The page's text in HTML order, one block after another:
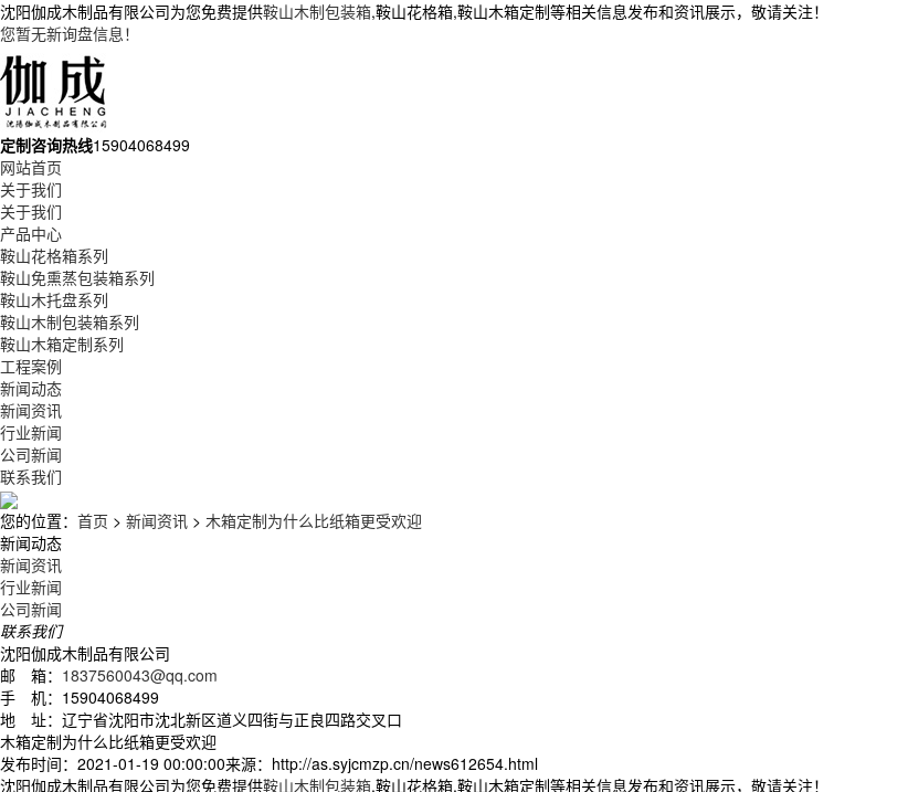
沈阳伽成木制品有限公司为您免费提供鞍山木制包装箱,鞍山花格箱,鞍山木箱定制等相关信息发布和资讯展示，敬请关注！
您暂无新询盘信息！
定制咨询热线15904068499
网站首页
关于我们
关于我们
产品中心
鞍山花格箱系列
鞍山免熏蒸包装箱系列
鞍山木托盘系列
鞍山木制包装箱系列
鞍山木箱定制系列
工程案例
新闻动态
新闻资讯
行业新闻
公司新闻
联系我们
您的位置： 首页 > 新闻资讯 > 木箱定制为什么比纸箱更受欢迎
新闻动态
新闻资讯
行业新闻
公司新闻
联系我们
沈阳伽成木制品有限公司
邮 箱： 1837560043@qq.com
手 机：15904068499
地 址：辽宁省沈阳市沈北新区道义四街与正良四路交叉口
木箱定制为什么比纸箱更受欢迎
发布时间：2021-01-19 00:00:00来源：http://as.syjcmzp.cn/news612654.html
沈阳伽成木制品有限公司为您免费提供鞍山木制包装箱,鞍山花格箱,鞍山木箱定制等相关信息发布和资讯展示，敬请关注！